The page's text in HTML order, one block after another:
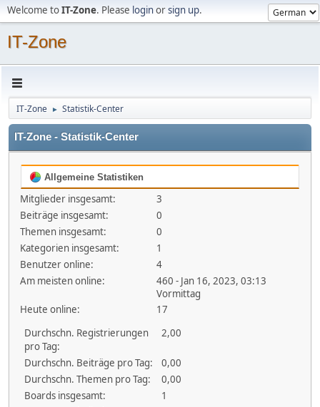
Welcome toIT-Zone. Please loginorsign up.
IT-Zone
IT-Zone ► Statistik-Center
IT-Zone - Statistik-Center
Allgemeine Statistiken
Mitglieder insgesamt:
3
Beiträge insgesamt:
0
Themen insgesamt:
0
Kategorien insgesamt:
1
Benutzer online:
4
Am meisten online:
460 - Jan 16, 2023, 03:13
Vormittag
Heute online:
17
Durchschn. Registrierungen
pro Tag:
2,00
Durchschn. Beiträge pro Tag:
0,00
Durchschn. Themen pro Tag:
0,00
Boards insgesamt:
1